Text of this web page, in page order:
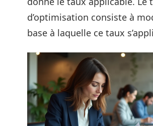
d’optimisation consiste à
base à laquelle ce taux